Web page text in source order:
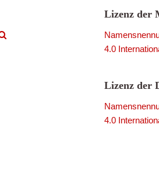
Lizenz der
4.0
Lizenz der
4.0